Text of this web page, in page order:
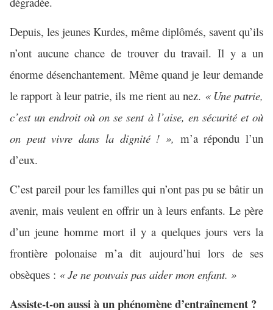
Depuis, les jeunes Kurdes, même diplômés, savent qu’ils
n’ont aucune chance de trouver du travail. Il y a un
énorme désenchantement. Même quand je leur demande
le rapport à leur patrie, ils me rient au nez. « Une patrie,
c’est un endroit où on se sent à l’aise, en sécurité et où
on peut vivre dans la dignité ! », m’a répondu l’un
d’eux.
C’est pareil pour les familles qui n’ont pas pu se bâtir un
avenir, mais veulent en offrir un à leurs enfants. Le père
d’un jeune homme mort il y a quelques jours vers la
frontière polonaise m’a dit aujourd’hui lors de ses
obsèques : « Je ne pouvais pas aider mon enfant. »
Assiste-t-on aussi à un phénomène d’entraînement ?